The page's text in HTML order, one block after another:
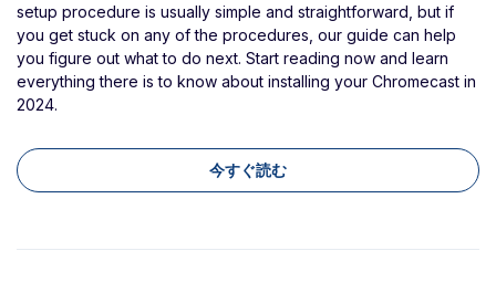
setup procedure is usually simple and straightforward, but if
you get stuck on any of the procedures, our guide can help
you figure out what to do next. Start reading now and learn
everything there is to know about installing your Chromecast in
2024.
今すぐ読む